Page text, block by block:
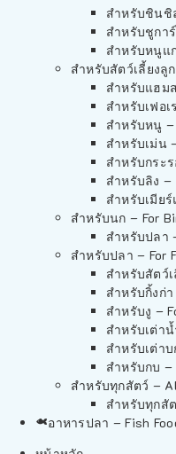
สำหรับชินชิ
สำหรับชูกา
สำหรับหนูแ
สำหรับสัตว์เลี้ยงลู
สำหรับแฮม
สำหรับเฟอเ
สำหรับหนู –
สำหรับเม่น
สำหรับกระ
สำหรับลิง –
สำหรับเมีย
สำหรับนก – For
สำหรับปลา
สำหรับปลา – For
สำหรับสัตว์
สำหรับกิ้งก่
สำหรับงู –
สำหรับเต่า
สำหรับเต่า
สำหรับกบ –
สำหรับทุกสัตว์ –
สำหรับทุกสั
อาหารปลา – Fish